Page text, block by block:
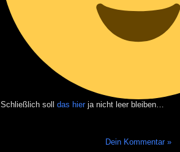
Schließlich soll das hierja nicht leer bleiben…
Dein Kommentar »